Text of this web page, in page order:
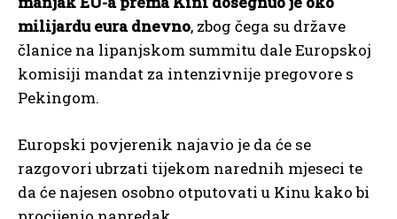
milijardu eura dnevno, zbog čega su države
članice na lipanjskom summitu dale Europskoj
komisiji mandat za intenzivnije pregovore s
Pekingom.
Europski povjerenik najavio je da će se
razgovori ubrzati tijekom narednih mjeseci te
da će najesen osobno otputovati u Kinu kako bi